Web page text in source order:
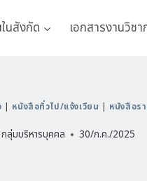
นสังกัด เอกสารงานวิชา
หนังสือทั่วไป/แจ้งเวียน หนังสือร
กลุ่มบริหารบุคคล 30/ก.ค./2025